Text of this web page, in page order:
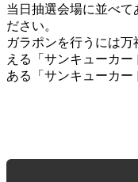
当日抽選会場に並べて
ださい。
ガラポンを行うには
える「サンキューカ
ある「サンキューカー